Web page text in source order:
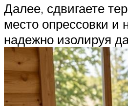
Далее, сдвигаете
место опрессовки и
надежно изолируя